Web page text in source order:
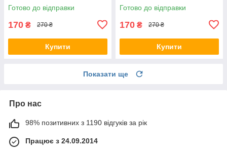
Готово до відправки
170 ₴ 270 ₴
Купити
Готово до відправки
170 ₴ 270 ₴
Купити
Показати ще
Про нас
98% позитивних з 1190 відгуків за рік
Працює з 24.09.2014